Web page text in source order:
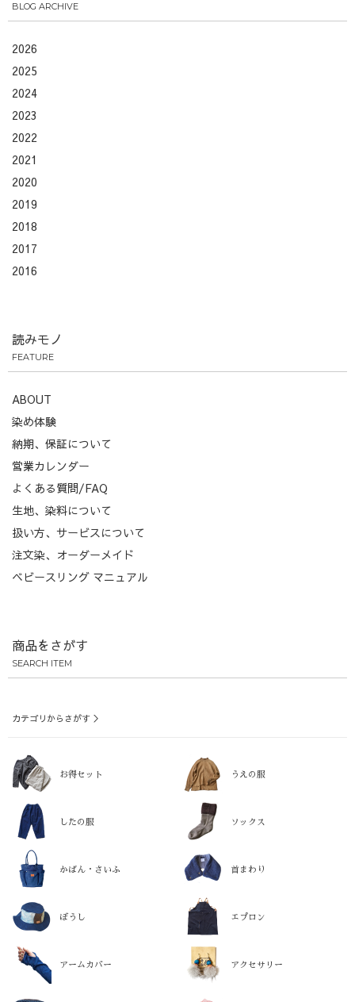
BLOG ARCHIVE
2026
2025
2024
2023
2022
2021
2020
2019
2018
2017
2016
読みモノ
FEATURE
ABOUT
染め体験
納期、保証について
営業カレンダー
よくある質問/FAQ
生地、染料について
扱い方、サービスについて
注文染、オーダーメイド
ベビースリング マニュアル
商品をさがす
SEARCH ITEM
カテゴリからさがす ＞
お得セット うえの服
したの服 ソックス
かばん・さいふ 首まわり
ぼうし エプロン
アームカバー アクセサリー